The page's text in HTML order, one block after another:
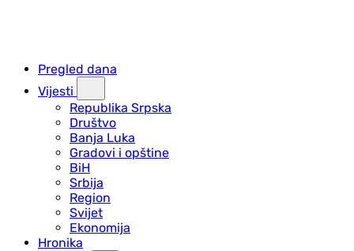
Pregled dana
Vijesti
Republika Srpska
Društvo
Banja Luka
Gradovi i opštine
BiH
Srbija
Region
Svijet
Ekonomija
Hronika